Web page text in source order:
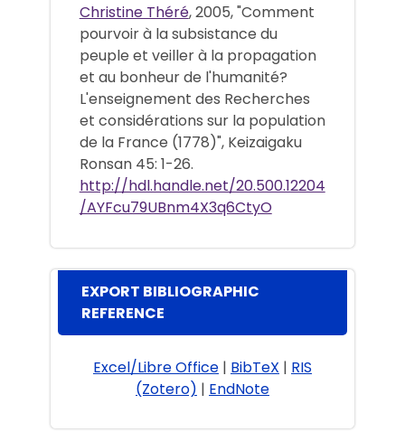
Christine Théré, 2005, "Comment
pourvoir à la subsistance du
peuple et veiller à la propagation
et au bonheur de l'humanité?
L'enseignement des Recherches
et considérations sur la population
de la France (1778)", Keizaigaku
Ronsan 45: 1-26.
http://hdl.handle.net/20.500.12204
/AYFcu79UBnm4X3q6CtyO
EXPORT BIBLIOGRAPHIC
REFERENCE
Excel/Libre Office | BibTeX | RIS
(Zotero) | EndNote